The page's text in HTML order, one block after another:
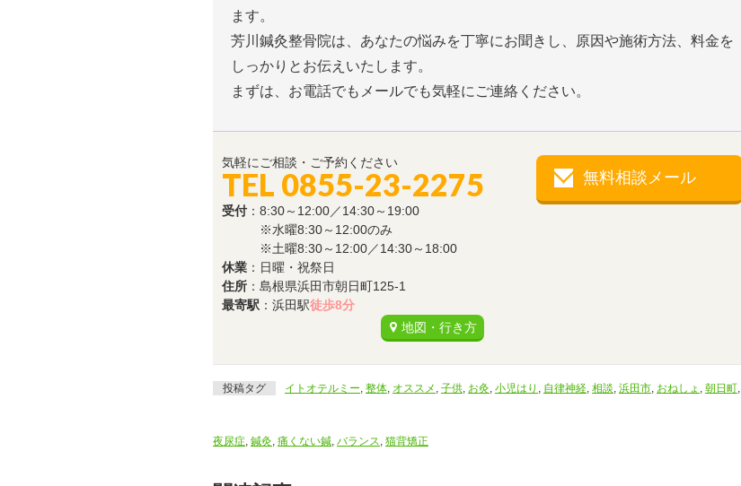
ます。
芳川鍼灸整骨院は、あなたの悩みを丁寧にお聞きし、原因や施術方法、料金を
しっかりとお伝えいたします。
まずは、お電話でもメールでも気軽にご連絡ください。
気軽にご相談・ご予約ください
TEL 0855-23-2275
受付 ：8:30～12:00／14:30～19:00
※水曜8:30～12:00のみ
※土曜8:30～12:00／14:30～18:00
休業 ：日曜・祝祭日
住所 ：島根県浜田市朝日町125-1
最寄駅 ：浜田駅徒歩8分
地図・行き方
無料相談メール
投稿タグ イトオテルミー, 整体, オススメ , 子供, お灸, 小児はり , 自律神経, 相談, 浜田市, おねしょ , 朝日町,
夜尿症, 鍼灸, 痛くない鍼, バランス, 猫背矯正